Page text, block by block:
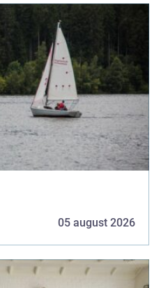
05 august 2026